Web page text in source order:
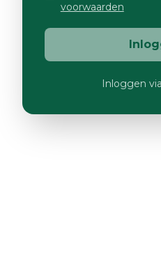
voorwaarden
Inloggen